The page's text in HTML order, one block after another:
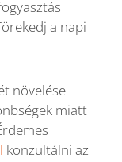
a napi
növelése
miatt
konzultálni az